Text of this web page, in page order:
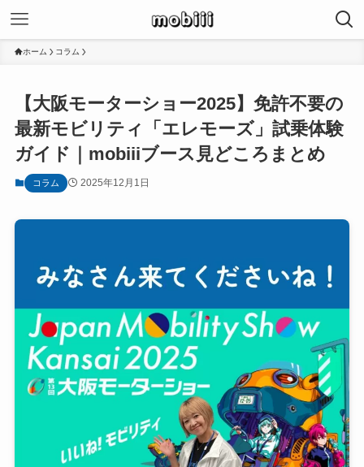
ホーム コラム
【大阪モーターショー2025】免許不要の
最新モビリティ「エレモーズ」試乗体験
ガイド｜mobiiiブース見どころまとめ
コラム 2025年12月1日